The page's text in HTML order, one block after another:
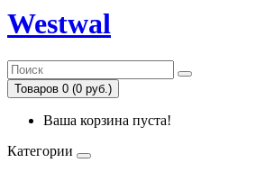
Westwal
Товаров 0 (0 руб.)
Ваша корзина пуста!
Категории